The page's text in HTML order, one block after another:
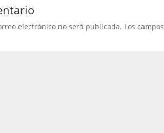
electrónico no será publicada. Los